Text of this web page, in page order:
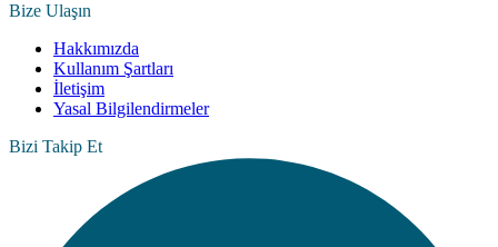
Bize Ulaşın
Hakkımızda
Kullanım Şartları
İletişim
Yasal Bilgilendirmeler
Bizi Takip Et